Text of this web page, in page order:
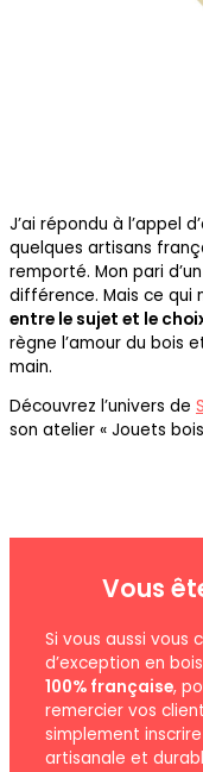
J’ai répondu à l’appel
quelques artisans
remporté. Mon pari d’un
différence. Mais ce qui
entre le sujet et le
règne l’amour du bois
main.
Découvrez l’univers de
son atelier « Jouets
Vous
Si vous aussi vous
d’exception en
100% française,
remercier vos
simplement
artisanale et